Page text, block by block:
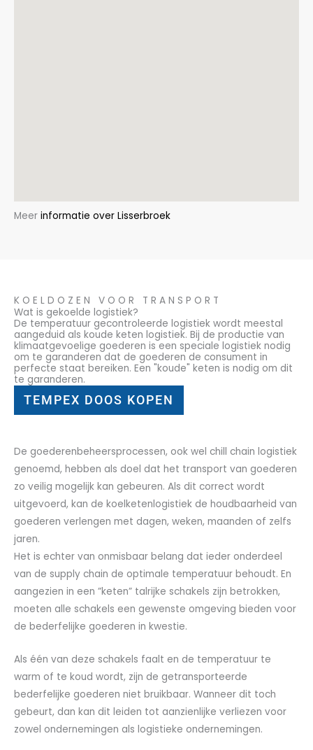
Meer informatie over Lisserbroek
KOELDOZEN VOOR TRANSPORT
Wat is gekoelde logistiek?
De temperatuur gecontroleerde logistiek wordt meestal
aangeduid als koude keten logistiek. Bij de productie van
klimaatgevoelige goederen is een speciale logistiek nodig
om te garanderen dat de goederen de consument in
perfecte staat bereiken. Een "koude" keten is nodig om dit
te garanderen.
TEMPEX DOOS KOPEN
De goederenbeheersprocessen, ook wel chill chain logistiek
genoemd, hebben als doel dat het transport van goederen
zo veilig mogelijk kan gebeuren. Als dit correct wordt
uitgevoerd, kan de koelketenlogistiek de houdbaarheid van
goederen verlengen met dagen, weken, maanden of zelfs
jaren.
Het is echter van onmisbaar belang dat ieder onderdeel
van de supply chain de optimale temperatuur behoudt. En
aangezien in een ”keten” talrijke schakels zijn betrokken,
moeten alle schakels een gewenste omgeving bieden voor
de bederfelijke goederen in kwestie.
Als één van deze schakels faalt en de temperatuur te
warm of te koud wordt, zijn de getransporteerde
bederfelijke goederen niet bruikbaar. Wanneer dit toch
gebeurt, dan kan dit leiden tot aanzienlijke verliezen voor
zowel ondernemingen als logistieke ondernemingen.